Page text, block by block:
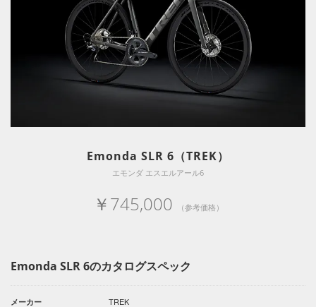
Emonda SLR 6（TREK）
エモンダ エスエルアール6
￥745,000 （参考価格）
Emonda SLR 6のカタログスペック
メーカー TREK